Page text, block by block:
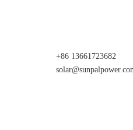
+86 13661723682